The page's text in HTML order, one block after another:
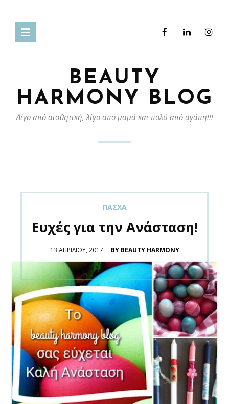
BEAUTY
HARMONY BLOG
Λίγο από αισθητική, λίγο από μαμά και πολύ από αγάπη!!!
ΠΆΣΧΑ
Ευχές για την Ανάσταση!
POSTED
13 ΑΠΡΙΛΊΟΥ, 2017 BY BEAUTY HARMONY